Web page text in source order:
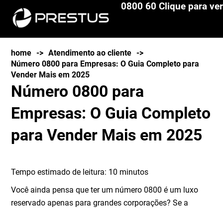
0800 60 Clique para ver
home -> Atendimento ao cliente ->
Número 0800 para Empresas: O Guia Completo para
Vender Mais em 2025
Número 0800 para
Empresas: O Guia Completo
para Vender Mais em 2025
Tempo estimado de leitura: 10 minutos
Você ainda pensa que ter um número 0800 é um luxo
reservado apenas para grandes corporações? Se a